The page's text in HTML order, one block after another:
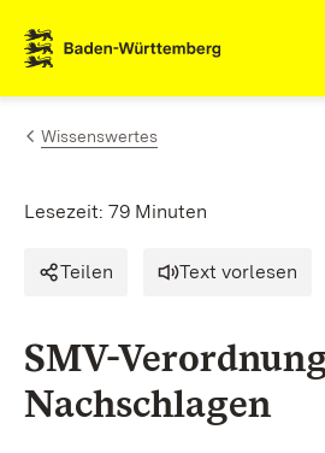
Zum Inhalt springen
Link zur Startseite
Wissenswertes
Lesezeit: 79 Minuten
Teilen Text vorlesen
SMV-
Nachschlagen